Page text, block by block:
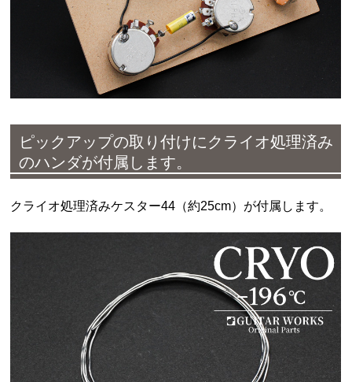
ピックアップの取り付けにクライオ処理済み
のハンダが付属します。
クライオ処理済みケスター44（約25cm）が付属します。